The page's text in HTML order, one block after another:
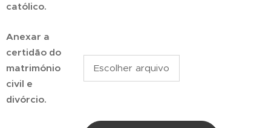
católico.
Anexar a
certidão do
matrimónio
civil e
divórcio.
Escolher arquivo